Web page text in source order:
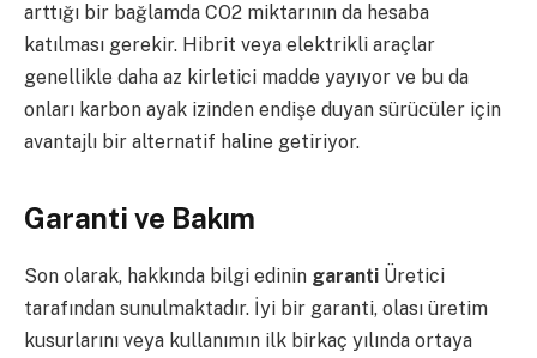
arttığı bir bağlamda CO2 miktarının da hesaba
katılması gerekir. Hibrit veya elektrikli araçlar
genellikle daha az kirletici madde yayıyor ve bu da
onları karbon ayak izinden endişe duyan sürücüler için
avantajlı bir alternatif haline getiriyor.
Garanti ve Bakım
Son olarak, hakkında bilgi edinin garanti Üretici
tarafından sunulmaktadır. İyi bir garanti, olası üretim
kusurlarını veya kullanımın ilk birkaç yılında ortaya